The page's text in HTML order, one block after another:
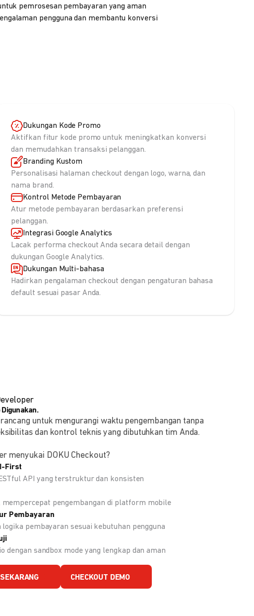
pemrosesan pembayaran yang aman
pengguna dan membantu konversi
Dukungan Kode Promo
Aktifkan fitur kode promo untuk meningkatkan konversi
dan memudahkan transaksi pelanggan.
Branding Kustom
Personalisasi halaman checkout dengan logo, warna, dan
nama brand.
Kontrol Metode Pembayaran
Atur metode pembayaran berdasarkan preferensi
pelanggan.
Integrasi Google Analytics
Lacak performa checkout Anda secara detail dengan
dukungan Google Analytics.
Dukungan Multi-bahasa
Hadirkan pengalaman checkout dengan pengaturan bahasa
default sesuai pasar Anda.
untuk mengurangi waktu pengembangan tanpa
dan kontrol teknis yang dibutuhkan tim Anda.
menyukai DOKU Checkout?
First
API yang terstruktur dan konsisten
mempercepat pengembangan di platform mobile
Pembayaran
pembayaran sesuai kebutuhan pengguna
dengan sandbox mode yang lengkap dan aman
CHECKOUT DEMO